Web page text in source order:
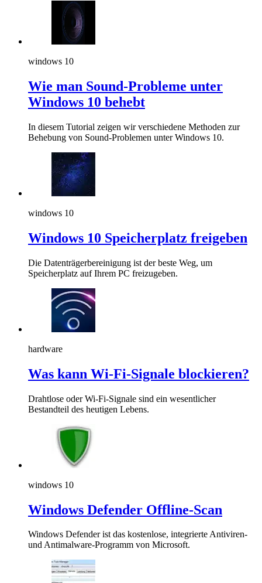
windows 10
Wie man Sound-Probleme unter
Windows 10 behebt
In diesem Tutorial zeigen wir verschiedene Methoden zur
Behebung von Sound-Problemen unter Windows 10.
windows 10
Windows 10 Speicherplatz freigeben
Die Datenträgerbereinigung ist der beste Weg, um
Speicherplatz auf Ihrem PC freizugeben.
hardware
Was kann Wi-Fi-Signale blockieren?
Drahtlose oder Wi-Fi-Signale sind ein wesentlicher
Bestandteil des heutigen Lebens.
windows 10
Windows Defender Offline-Scan
Windows Defender ist das kostenlose, integrierte Antiviren-
und Antimalware-Programm von Microsoft.